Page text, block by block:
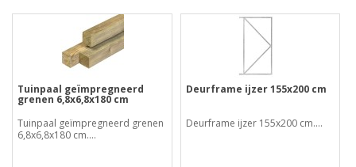
Tuinpaal geïmpregneerd
grenen 6,8x6,8x180 cm
Tuinpaal geïmpregneerd grenen
6,8x6,8x180 cm....
Deurframe ijzer 155x200 cm
Deurframe ijzer 155x200 cm....